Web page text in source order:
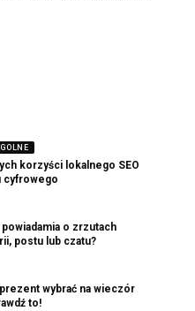
korzyści lokalnego SEO
cyfrowego
o zrzutach
postu lub czatu?
wybrać na wieczór
to!